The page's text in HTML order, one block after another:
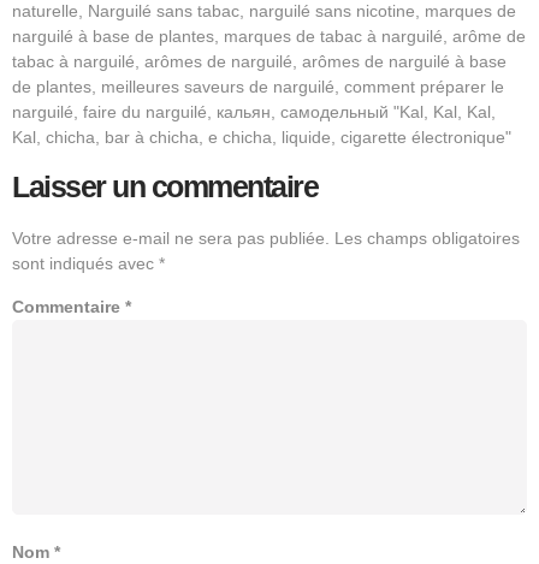
naturelle, Narguilé sans tabac, narguilé sans nicotine, marques de
narguilé à base de plantes, marques de tabac à narguilé, arôme de
tabac à narguilé, arômes de narguilé, arômes de narguilé à base
de plantes, meilleures saveurs de narguilé, comment préparer le
narguilé, faire du narguilé, кальян, самодельный "Kal, Kal, Kal,
Kal, chicha, bar à chicha, e chicha, liquide, cigarette électronique"
Laisser un commentaire
Votre adresse e-mail ne sera pas publiée.
Les champs obligatoires
sont indiqués avec *
Commentaire *
Nom *